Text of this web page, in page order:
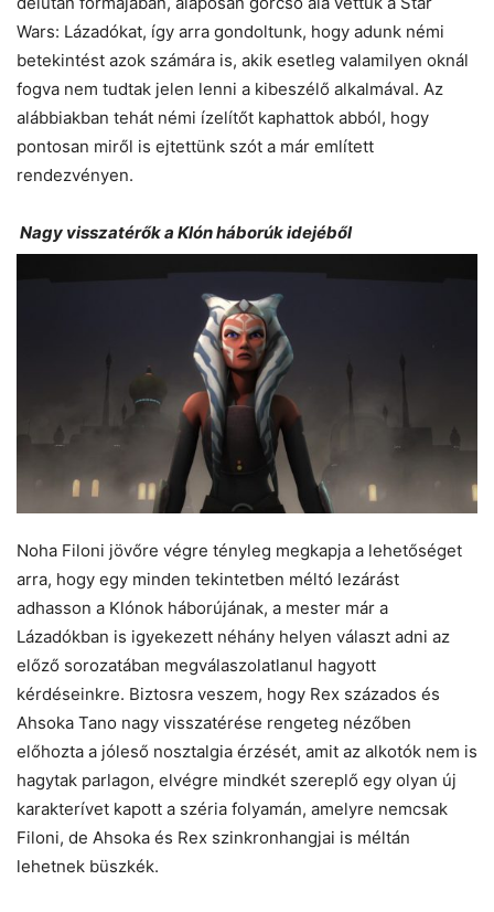
Wars: Lázadókat, így arra gondoltunk, hogy adunk némi
betekintést azok számára is, akik esetleg valamilyen oknál
fogva nem tudtak jelen lenni a kibeszélő alkalmával. Az
alábbiakban tehát némi ízelítőt kaphattok abból, hogy
pontosan miről is ejtettünk szót a már említett
rendezvényen.
Nagy visszatérők a Klón háborúk idejéből
Noha Filoni jövőre végre tényleg megkapja a lehetőséget
arra, hogy egy minden tekintetben méltó lezárást
adhasson a Klónok háborújának, a mester már a
Lázadókban is igyekezett néhány helyen választ adni az
előző sorozatában megválaszolatlanul hagyott
kérdéseinkre. Biztosra veszem, hogy Rex százados és
Ahsoka Tano nagy visszatérése rengeteg nézőben
előhozta a jóleső nosztalgia érzését, amit az alkotók nem is
hagytak parlagon, elvégre mindkét szereplő egy olyan új
karakterívet kapott a széria folyamán, amelyre nemcsak
Filoni, de Ahsoka és Rex szinkronhangjai is méltán
lehetnek büszkék.